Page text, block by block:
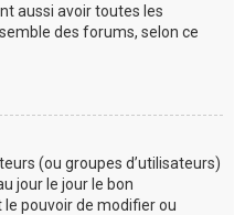
aussi avoir toutes les
des forums, selon ce
(ou groupes d’utilisateurs)
jour le jour le bon
pouvoir de modifier ou